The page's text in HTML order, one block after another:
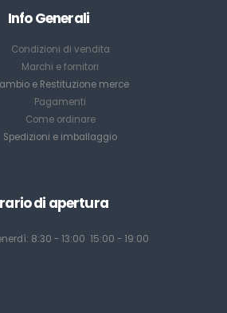
Info Generali
Condizioni di vendita
Marchi e fornitori
e Restituzione merce
Pagamenti
Come ordinare
Spedizioni e imballaggio
di apertura
8:30 - 13:00 15:00 - 19:00